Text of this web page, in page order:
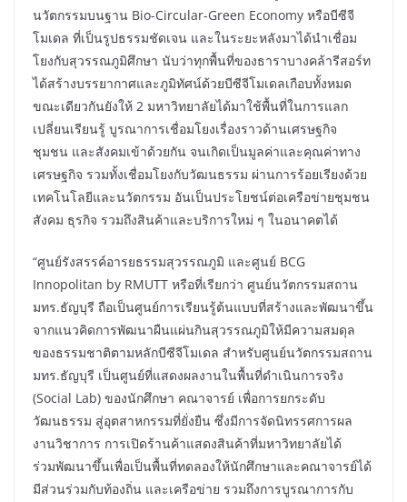
นวัตกรรมบนฐาน Bio-Circular-Green Economy หรือบีซีจี
โมเดล ที่เป็นรูปธรรมชัดเจน และในระยะหลังมาได้นำเชื่อม
โยงกับสุวรรณภูมิศึกษา นับว่าทุกพื้นที่ของธาราบางคล้ารีสอร์ท
ได้สร้างบรรยากาศและภูมิทัศน์ด้วยบีซีจีโมเดลเกือบทั้งหมด
ขณะเดียวกันยังให้ 2 มหาวิทยาลัยได้มาใช้พื้นที่ในการแลก
เปลี่ยนเรียนรู้ บูรณาการเชื่อมโยงเรื่องราวด้านเศรษฐกิจ
ชุมชน และสังคมเข้าด้วยกัน จนเกิดเป็นมูลค่าและคุณค่าทาง
เศรษฐกิจ รวมทั้งเชื่อมโยงกับวัฒนธรรม ผ่านการร้อยเรียงด้วย
เทคโนโลยีและนวัตกรรม อันเป็นประโยชน์ต่อเครือข่ายชุมชน
สังคม ธุรกิจ รวมถึงสินค้าและบริการใหม่ ๆ ในอนาคตได้
“ศูนย์รังสรรค์อารยธรรมสุวรรณภูมิ และศูนย์ BCG
Innopolitan by RMUTT หรือที่เรียกว่า ศูนย์นวัตกรรมสถาน
มทร.ธัญบุรี ถือเป็นศูนย์การเรียนรู้ต้นแบบที่สร้างและพัฒนาขึ้น
จากแนวคิดการพัฒนาผืนแผ่นกินสุวรรณภูมิให้มีความสมดุล
ของธรรมชาติตามหลักบีซีจีโมเดล สำหรับศูนย์นวัตกรรมสถาน
มทร.ธัญบุรี เป็นศูนย์ที่แสดงผลงานในพื้นที่ดำเนินการจริง
(Social Lab) ของนักศึกษา คณาจารย์ เพื่อการยกระดับ
วัฒนธรรม สู่อุตสาหกรรมที่ยั่งยืน ซึ่งมีการจัดนิทรรศการผล
งานวิชาการ การเปิดร้านค้าแสดงสินค้าที่มหาวิทยาลัยได้
ร่วมพัฒนาขึ้นเพื่อเป็นพื้นที่ทดลองให้นักศึกษาและคณาจารย์ได้
มีส่วนร่วมกับท้องถิ่น และเครือข่าย รวมถึงการบูรณาการกับ